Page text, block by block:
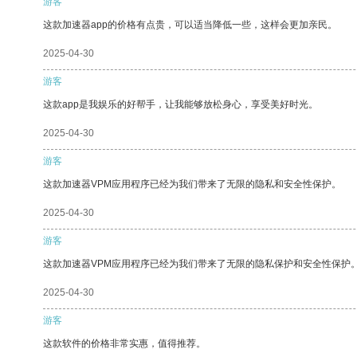
这款加速器app的价格有点贵，可以适当降低一些，这样会更加亲民。
2025-04-30
游客
这款app是我娱乐的好帮手，让我能够放松身心，享受美好时光。
2025-04-30
游客
这款加速器VPM应用程序已经为我们带来了无限的隐私和安全性保护。
2025-04-30
游客
这款加速器VPM应用程序已经为我们带来了无限的隐私保护和安全性保护
2025-04-30
游客
这款软件的价格非常实惠，值得推荐。